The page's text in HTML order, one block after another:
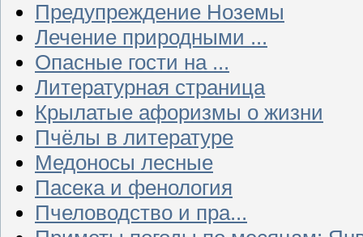
Предупреждение Ноземы
Лечение природными ...
Опасные гости на ...
Литературная страница
Крылатые афоризмы о жизни
Пчёлы в литературе
Медоносы лесные
Пасека и фенология
Пчеловодство и пра...